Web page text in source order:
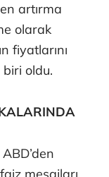
artırma
olarak
fiyatlarını
oldu.